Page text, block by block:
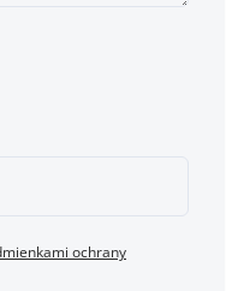
Vyberte od 1
ochrany